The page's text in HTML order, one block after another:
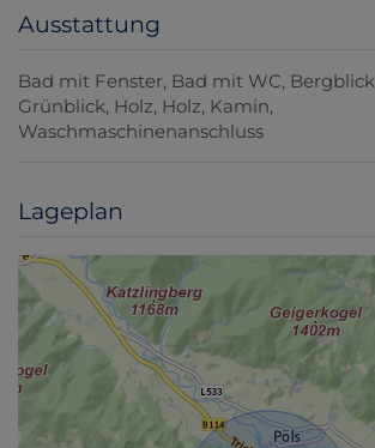
Ausstattung
Bad mit Fenster Bad mit WC Bergblick
Grünblick Holz Holz Kamin
Waschmaschinenanschluss
Lageplan